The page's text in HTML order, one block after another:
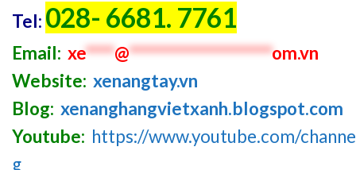
Tel: 028- 6681. 7761
Email: xe****@********************om.vn
Website: xenangtay.vn
Blog: xenanghangvietxanh.blogspot.com
Youtube: https://www.youtube.com/
g